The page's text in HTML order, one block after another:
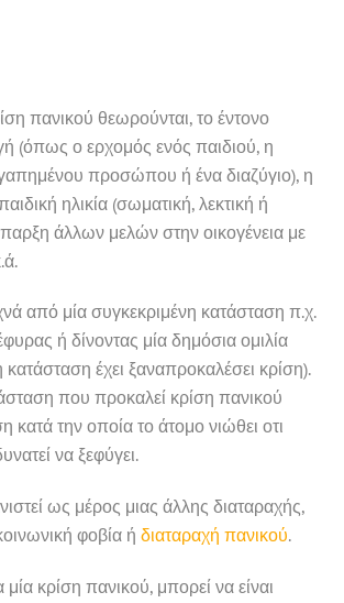
πανικού θεωρούνται, το έντονο
(όπως ο ερχομός ενός παιδιού, η
προσώπου ή ένα διαζύγιο), η
ηλικία (σωματική, λεκτική ή
άλλων μελών στην οικογένεια με
από μία συγκεκριμένη κατάσταση π.χ.
ή δίνοντας μία δημόσια ομιλία
κατάσταση έχει ξαναπροκαλέσει κρίση).
που προκαλεί κρίση πανικού
κατά την οποία το άτομο νιώθει οτι
να ξεφύγει.
ως μέρος μιας άλλης διαταραχής,
φοβία ήδιαταραχή πανικού.
μία κρίση πανικού, μπορεί να είναι